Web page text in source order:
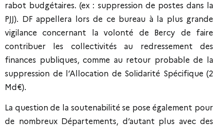
rabot budgétaires. (ex : suppression de postes dans la
PJJ). DF appellera lors de ce bureau à la plus grande
vigilance concernant la volonté de Bercy de faire
contribuer les collectivités au redressement des
finances publiques, comme au retour probable de la
suppression de l’Allocation de Solidarité Spécifique (2
Md€).
La question de la soutenabilité se pose également pour
de nombreux Départements, d’autant plus avec des